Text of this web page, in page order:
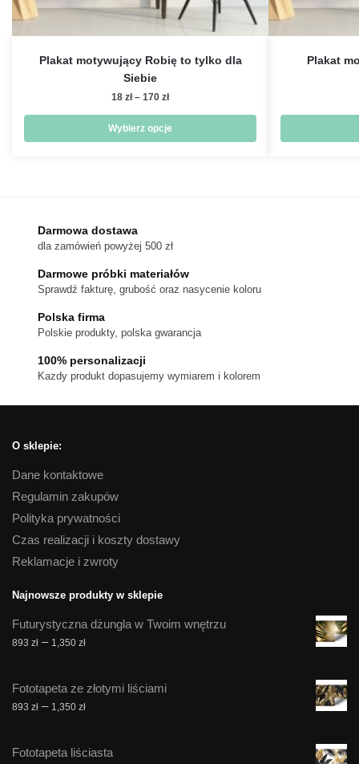
Plakat motywujący Robię to tylko dla
Siebie
18 zł – 170 złZakres
od
18 zł
Wybierz opcje
Opcje
można
wybrać
stronie
Plakat
Darmowa dostawa
dla zamówień powyżej 500 zł
Darmowe próbki materiałów
Sprawdź fakturę, grubość oraz nasycenie koloru
Polska firma
Polskie produkty, polska gwarancja
100% personalizacji
Kazdy produkt dopasujemy wymiarem i kolorem
O sklepie:
Dane kontaktowe
Regulamin zakupów
Polityka prywatności
Czas realizacji i koszty dostawy
Reklamacje i zwroty
Najnowsze produkty w sklepie
Futurystyczna dżungla w Twoim wnętrzu
893 zł – 1,350 złZakres
893 zł
do
Fototapeta ze złotymi liściami
893 zł – 1,350 złZakres
893 zł
Fototapeta liściasta